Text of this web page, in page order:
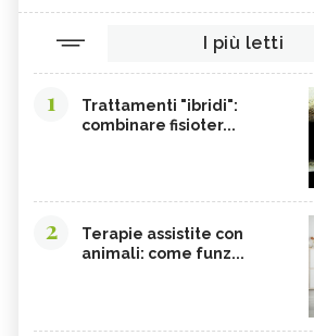
I più letti
1
Trattamenti "ibridi":
combinare fisioter...
2
Terapie assistite con
animali: come funz...